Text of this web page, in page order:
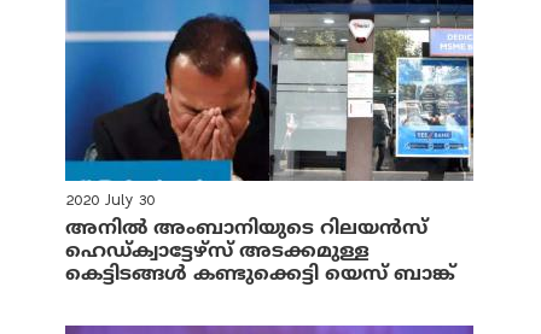
2020 July 30
അനില്‍ അംബാനിയുടെ റിലയന്‍സ്
ഹെഡ്ക്വാട്ടേഴ്‌സ് അടക്കമുള്ള
കെട്ടിടങ്ങള്‍ കണ്ടുക്കെട്ടി യെസ് ബാങ്ക്